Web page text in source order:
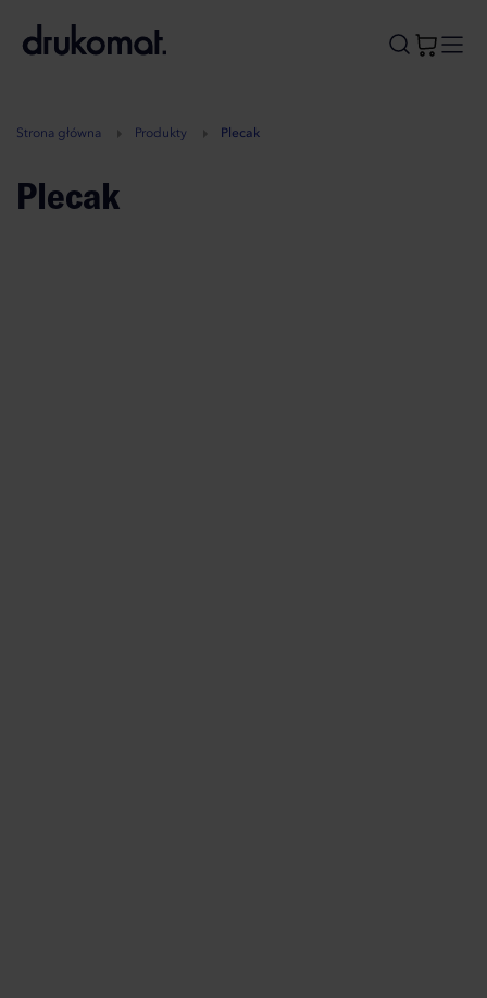
A
Strona główna Produkty Plecak
Plecak